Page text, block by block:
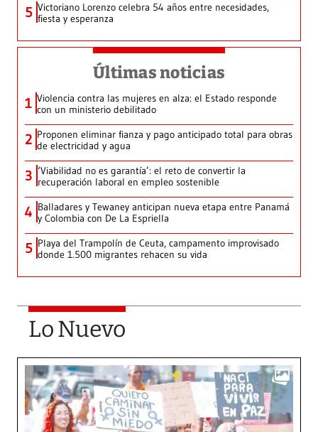
5 Victoriano Lorenzo celebra 54 años entre necesidades,
fiesta y esperanza
Últimas noticias
1 Violencia contra las mujeres en alza: el Estado responde
con un ministerio debilitado
2 Proponen eliminar fianza y pago anticipado total para obras
de electricidad y agua
3 ‘Viabilidad no es garantía’: el reto de convertir la
recuperación laboral en empleo sostenible
4 Balladares y Tewaney anticipan nueva etapa entre Panamá
y Colombia con De La Espriella
5 Playa del Trampolín de Ceuta, campamento improvisado
donde 1.500 migrantes rehacen su vida
Lo Nuevo